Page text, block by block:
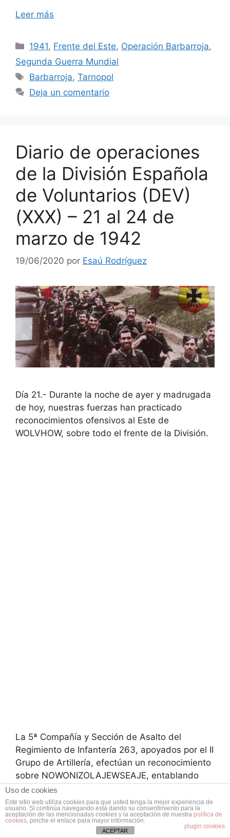
Leer más
Categorías
1941, Frente del Este, Operación Barbarroja,
Segunda Guerra Mundial
Etiquetas
Barbarroja,Tarnopol
Deja un comentario
Diario de operaciones
de la División Española
de Voluntarios (DEV)
(XXX) – 21 al 24 de
marzo de 1942
19/06/2020 por Esaú Rodríguez
Día 21.- Durante la noche de ayer y madrugada
de hoy, nuestras fuerzas han practicado
reconocimientos ofensivos al Este de
WOLVHOW, sobre todo el frente de la División.
La 5ª Compañía y Sección de Asalto del
Regimiento de Infantería 263, apoyados por el II
Grupo de Artillería, efectúan un reconocimiento
sobre NOWONIZOLAJEWSEAJE, entablando
combate en el que fue batido el enemigo,
incendiándose 8 casas y haciéndole 12
muertos, 7 de ellos con armamento. Fue volado
un puesto fijo por nuestra patrulla de
Uso de cookies
Este sitio web utiliza cookies para que usted tenga la mejor experiencia de
usuario. Si continúa navegando está dando su consentimiento para la
aceptación de las mencionadas cookies y la aceptación de nuestra política de
cookies, pinche el enlace para mayor información.
plugin cookies
ACEPTAR